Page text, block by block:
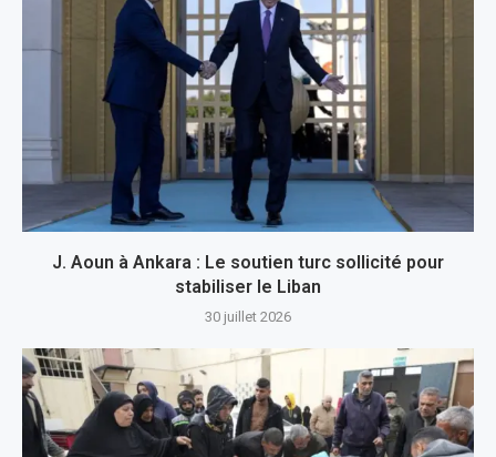
J. Aoun à Ankara : Le soutien turc sollicité pour
stabiliser le Liban
30 juillet 2026